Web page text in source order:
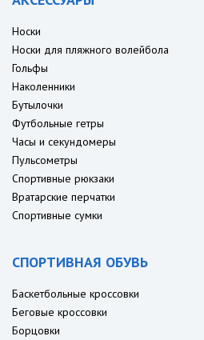
Носки
Носки для пляжного волейбола
Гольфы
Наколенники
Бутылочки
Футбольные гетры
Часы и секундомеры
Пульсометры
Спортивные рюкзаки
Вратарские перчатки
Спортивные сумки
СПОРТИВНАЯ ОБУВЬ
Баскетбольные кроссовки
Беговые кроссовки
Борцовки